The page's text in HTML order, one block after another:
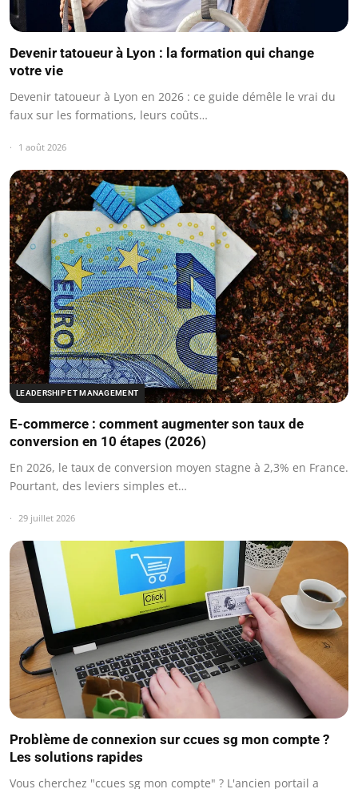
Devenir tatoueur à Lyon : la formation qui change
votre vie
Devenir tatoueur à Lyon en 2026 : ce guide démêle le vrai du
faux sur les formations, leurs coûts…
1 août 2026
LEADERSHIP ET MANAGEMENT
E-commerce : comment augmenter son taux de
conversion en 10 étapes (2026)
En 2026, le taux de conversion moyen stagne à 2,3% en France.
Pourtant, des leviers simples et…
29 juillet 2026
Problème de connexion sur ccues sg mon compte ?
Les solutions rapides
Vous cherchez "ccues sg mon compte" ? L'ancien portail a